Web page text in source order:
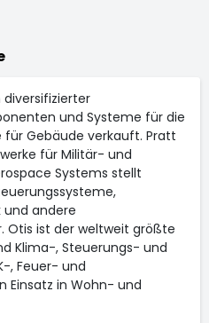
und Systeme für die
Gebäude verkauft. Pratt
für Militär- und
Systems stellt
und andere
Otis ist der weltweit größte
Klima-, Steuerungs- und
, Feuer- und
Einsatz in Wohn- und